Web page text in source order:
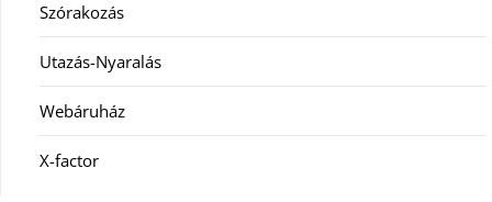
Szórakozás
Utazás-Nyaralás
Webáruház
X-factor